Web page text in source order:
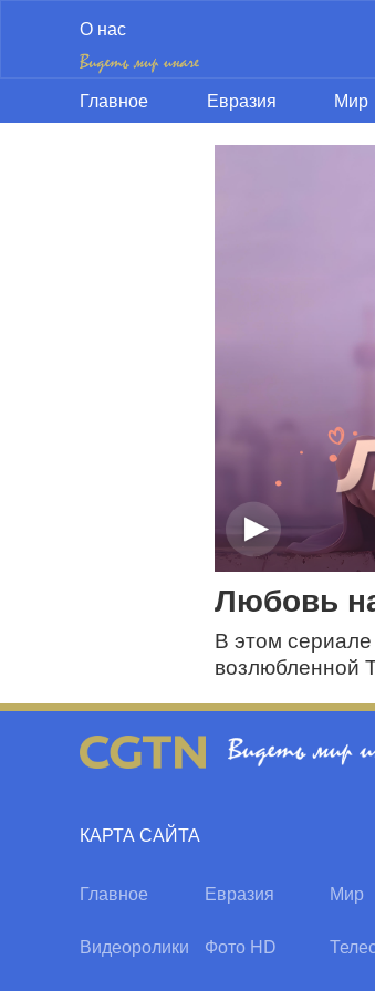
О нас
Главное Евразия Мир
Любовь
В этом
возлюбленной
КАРТА САЙТА
Главное Евразия Мир
Видеоролики Фото HD